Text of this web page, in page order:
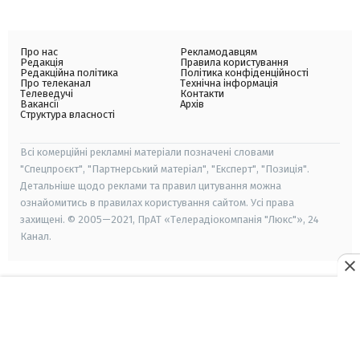
Про нас
Редакція
Редакційна політика
Про телеканал
Телеведучі
Вакансії
Структура власності
Рекламодавцям
Правила користування
Політика конфіденційності
Технічна інформація
Контакти
Архів
Всі комерційні рекламні матеріали позначені словами
"Спецпроєкт", "Партнерський матеріал", "Експерт", "Позиція".
Детальніше щодо реклами та правил цитування можна
ознайомитись в правилах користування сайтом. Усі права
захищені. © 2005—2021, ПрАТ «Телерадіокомпанія "Люкс"», 24
Канал.